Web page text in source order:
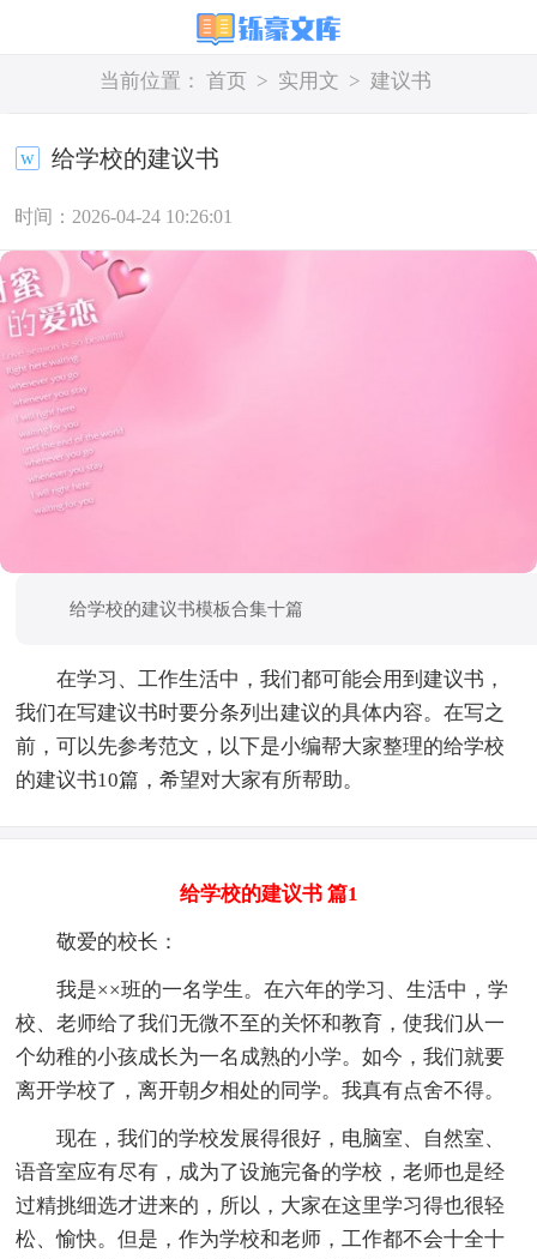
当前位置： 首页 > 实用文 > 建议书
给学校的建议书
时间：2026-04-24 10:26:01
给学校的建议书模板合集十篇
在学习、工作生活中，我们都可能会用到建议书，
我们在写建议书时要分条列出建议的具体内容。在写之
前，可以先参考范文，以下是小编帮大家整理的给学校
的建议书10篇，希望对大家有所帮助。
给学校的建议书 篇1
敬爱的校长：
我是××班的一名学生。在六年的学习、生活中，学
校、老师给了我们无微不至的关怀和教育，使我们从一
个幼稚的小孩成长为一名成熟的小学。如今，我们就要
离开学校了，离开朝夕相处的同学。我真有点舍不得。
现在，我们的学校发展得很好，电脑室、自然室、
语音室应有尽有，成为了设施完备的学校，老师也是经
过精挑细选才进来的，所以，大家在这里学习得也很轻
松、愉快。但是，作为学校和老师，工作都不会十全十